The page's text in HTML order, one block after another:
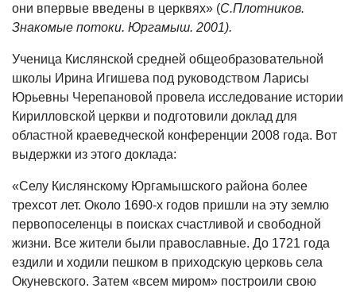
они впервые введены в церквях» (С.Плотников.
Знакомые потоки. Юргамыш. 2001).
Ученица Кислянской средней общеобразовательной
школы Ирина Игишева под руководством Ларисы
Юрьевны Черепановой провела исследование истории
Кирилловской церкви и подготовили доклад для
областной краеведческой конференции 2008 года. Вот
выдержки из этого доклада:
«Селу Кислянскому Юргамышского района более
трехсот лет. Около 1690-х годов пришли на эту землю
первопоселенцы в поисках счастливой и свободной
жизни. Все жители были православные. До 1721 года
ездили и ходили пешком в приходскую церковь села
Окуневского. Затем «всем миром» построили свою